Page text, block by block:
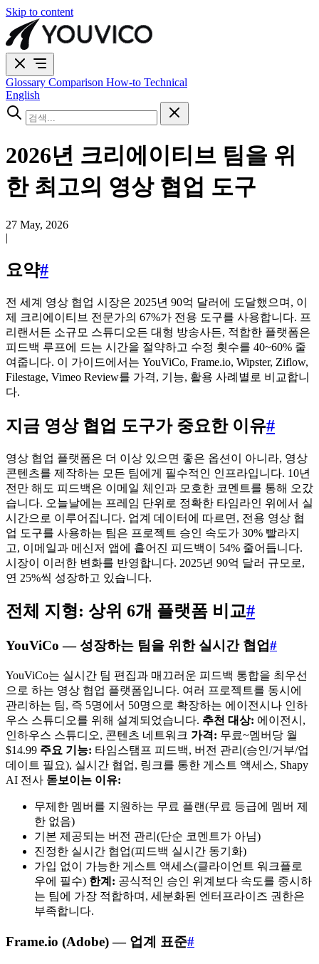
Skip to content
Glossary Comparison How-to Technical
English
2026년 크리에이티브 팀을 위
한 최고의 영상 협업 도구
27 May, 2026
|
요약#
전 세계 영상 협업 시장은 2025년 90억 달러에 도달했으며, 이
제 크리에이티브 전문가의 67%가 전용 도구를 사용합니다. 프
리랜서든 소규모 스튜디오든 대형 방송사든, 적합한 플랫폼은
피드백 루프에 드는 시간을 절약하고 수정 횟수를 40~60% 줄
여줍니다. 이 가이드에서는 YouViCo, Frame.io, Wipster, Ziflow,
Filestage, Vimeo Review를 가격, 기능, 활용 사례별로 비교합니
다.
지금 영상 협업 도구가 중요한 이유#
영상 협업 플랫폼은 더 이상 있으면 좋은 옵션이 아니라, 영상
콘텐츠를 제작하는 모든 팀에게 필수적인 인프라입니다. 10년
전만 해도 피드백은 이메일 체인과 모호한 코멘트를 통해 오갔
습니다. 오늘날에는 프레임 단위로 정확한 타임라인 위에서 실
시간으로 이루어집니다. 업계 데이터에 따르면, 전용 영상 협
업 도구를 사용하는 팀은 프로젝트 승인 속도가 30% 빨라지
고, 이메일과 메신저 앱에 흩어진 피드백이 54% 줄어듭니다.
시장이 이러한 변화를 반영합니다. 2025년 90억 달러 규모로,
연 25%씩 성장하고 있습니다.
전체 지형: 상위 6개 플랫폼 비교#
YouViCo — 성장하는 팀을 위한 실시간 협업#
YouViCo는 실시간 팀 편집과 매끄러운 피드백 통합을 최우선
으로 하는 영상 협업 플랫폼입니다. 여러 프로젝트를 동시에
관리하는 팀, 즉 5명에서 50명으로 확장하는 에이전시나 인하
우스 스튜디오를 위해 설계되었습니다. 추천 대상: 에이전시,
인하우스 스튜디오, 콘텐츠 네트워크 가격: 무료~멤버당 월
$14.99 주요 기능: 타임스탬프 피드백, 버전 관리(승인/거부/업
데이트 필요), 실시간 협업, 링크를 통한 게스트 액세스, Shapy
AI 전사 돋보이는 이유:
무제한 멤버를 지원하는 무료 플랜(무료 등급에 멤버 제
한 없음)
기본 제공되는 버전 관리(단순 코멘트가 아님)
진정한 실시간 협업(피드백 실시간 동기화)
가입 없이 가능한 게스트 액세스(클라이언트 워크플로
우에 필수) 한계: 공식적인 승인 위계보다 속도를 중시하
는 팀에 가장 적합하며, 세분화된 엔터프라이즈 권한은
부족합니다.
Frame.io (Adobe) — 업계 표준#